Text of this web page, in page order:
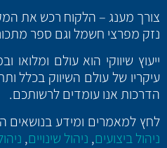
צורך מענג – הלקוח רכש את
נזק מפרצי חשמל וגם ספר
ייעוץ שיווקי הוא עולם
עיקריו של עולם השיווק בכלל
הדרכות אנו עומדים לרשותכם.
לחץ למאמרים ומידע בנושאים
ניהול ביצועים, ניהול שינויים,